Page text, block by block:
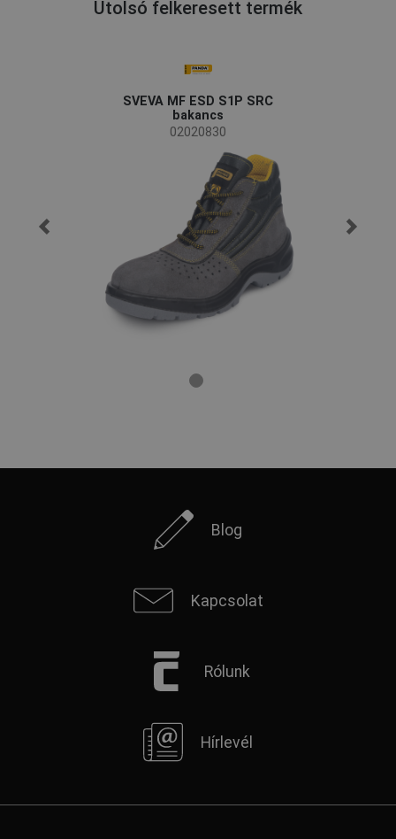
Utolsó felkeresett termék
SVEVA MF ESD S1P SRC
bakancs
02020830
Blog
Kapcsolat
Rólunk
Hírlevél